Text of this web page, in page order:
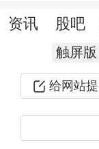
资讯 股吧
触屏版
给网站